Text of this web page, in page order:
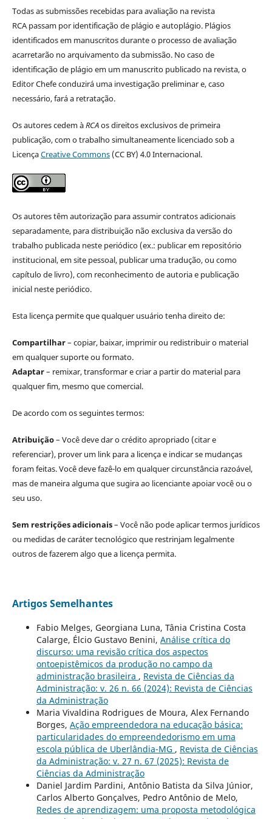
Todas as submissões recebidas para avaliação na revista
RCA passam por identificação de plágio e autoplágio. Plágios
identificados em manuscritos durante o processo de avaliação
acarretarão no arquivamento da submissão. No caso de
identificação de plágio em um manuscrito publicado na revista, o
Editor Chefe conduzirá uma investigação preliminar e, caso
necessário, fará a retratação.
Os autores cedem àRCAos direitos exclusivos de primeira
publicação, com o trabalho simultaneamente licenciado sob a
LicençaCreative Commons(CC BY) 4.0 Internacional.
Os autores têm autorização para assumir contratos adicionais
separadamente, para distribuição não exclusiva da versão do
trabalho publicada neste periódico (ex.: publicar em repositório
institucional, em site pessoal, publicar uma tradução, ou como
capítulo de livro), com reconhecimento de autoria e publicação
inicial neste periódico.
Esta licença permite que qualquer usuário tenha direito de:
Compartilhar– copiar, baixar, imprimir ou redistribuir o material
em qualquer suporte ou formato.
Adaptar– remixar, transformar e criar a partir do material para
qualquer fim, mesmo que comercial.
De acordo com os seguintes termos:
Atribuição– Você deve dar o crédito apropriado (citar e
referenciar), prover um link para a licença e indicar se mudanças
foram feitas. Você deve fazê-lo em qualquer circunstância razoável,
mas de maneira alguma que sugira ao licenciante apoiar você ou o
seu uso.
Sem restrições adicionais– Você não pode aplicar termos jurídicos
ou medidas de caráter tecnológico que restrinjam legalmente
outros de fazerem algo que a licença permita.
Artigos Semelhantes
Fabio Melges, Georgiana Luna, Tânia Cristina Costa
Calarge, Élcio Gustavo Benini, Análise crítica do
discurso: uma revisão crítica dos aspectos
ontoepistêmicos da produção no campo da
administração brasileira , Revista de Ciências da
Administração: v. 26 n. 66 (2024): Revista de Ciências
da Administração
Maria Vivaldina Rodrigues de Moura, Alex Fernando
Borges, Ação empreendedora na educação básica:
particularidades do empreendedorismo em uma
escola pública de Uberlândia-MG , Revista de Ciências
da Administração: v. 27 n. 67 (2025): Revista de
Ciências da Administração
Daniel Jardim Pardini, Antônio Batista da Silva Júnior,
Carlos Alberto Gonçalves, Pedro Antônio de Melo,
Redes de aprendizagem: uma proposta metodológica